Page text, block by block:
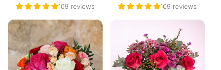
habitual
109 reviews
habitual
109 reviews